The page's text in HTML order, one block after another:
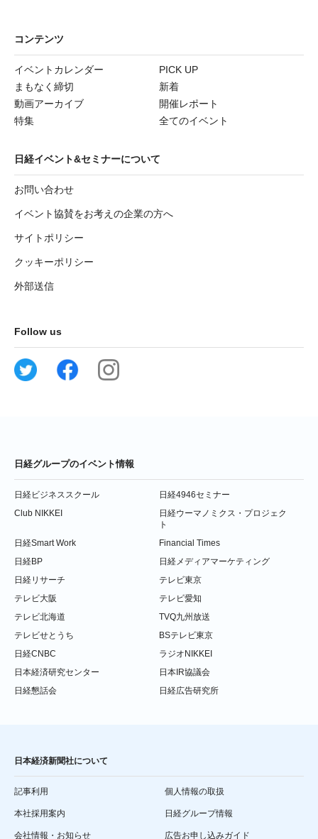
コンテンツ
イベントカレンダー
PICK UP
まもなく締切
新着
動画アーカイブ
開催レポート
特集
全てのイベント
日経イベント&セミナーについて
お問い合わせ
イベント協賛をお考えの企業の方へ
サイトポリシー
クッキーポリシー
外部送信
Follow us
日経グループのイベント情報
日経ビジネススクール
日経4946セミナー
Club NIKKEI
日経ウーマノミクス・プロジェク
ト
日経Smart Work
Financial Times
日経BP
日経メディアマーケティング
日経リサーチ
テレビ東京
テレビ大阪
テレビ愛知
テレビ北海道
TVQ九州放送
テレビせとうち
BSテレビ東京
日経CNBC
ラジオNIKKEI
日本経済研究センター
日本IR協議会
日経懇話会
日経広告研究所
日本経済新聞社について
記事利用 個人情報の取扱
本社採用案内 日経グループ情報
会社情報・お知らせ 広告お申し込みガイド